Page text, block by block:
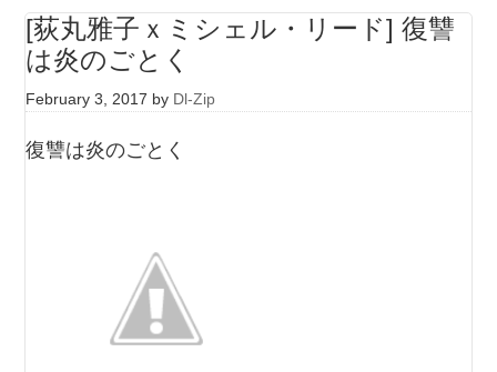
[荻丸雅子ｘミシェル・リード] 復讐
は炎のごとく
February 3, 2017 by Dl-Zip
復讐は炎のごとく